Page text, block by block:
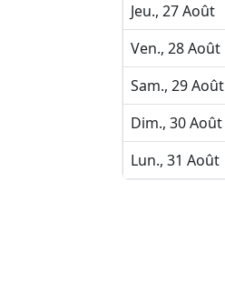
Jeu., 27 Août
Ven., 28 Août
Sam., 29 Août
Dim., 30 Août
Lun., 31 Août